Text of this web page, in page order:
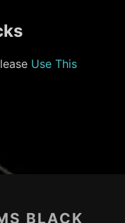
Use This
BLACK